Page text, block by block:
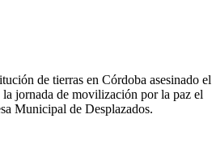
de tierras en Córdoba asesinado el
la jornada de movilización por la paz el
Municipal de Desplazados.